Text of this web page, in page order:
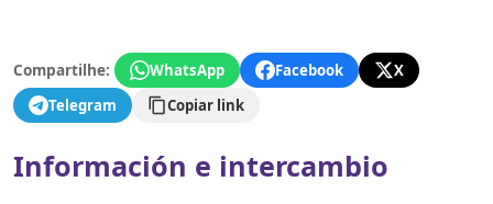
Compartilhe: WhatsApp Facebook
X
Telegram
Copiar link
Información e intercambio